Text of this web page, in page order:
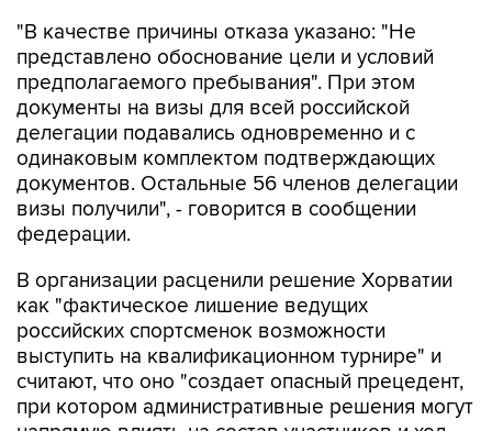
"В качестве причины отказа указано: "Не
представлено обоснование цели и условий
предполагаемого пребывания". При этом
документы на визы для всей российской
делегации подавались одновременно и с
одинаковым комплектом подтверждающих
документов. Остальные 56 членов делегации
визы получили", - говорится в сообщении
федерации.
В организации расценили решение Хорватии
как "фактическое лишение ведущих
российских спортсменок возможности
выступить на квалификационном турнире" и
считают, что оно "создает опасный прецедент,
при котором административные решения могут